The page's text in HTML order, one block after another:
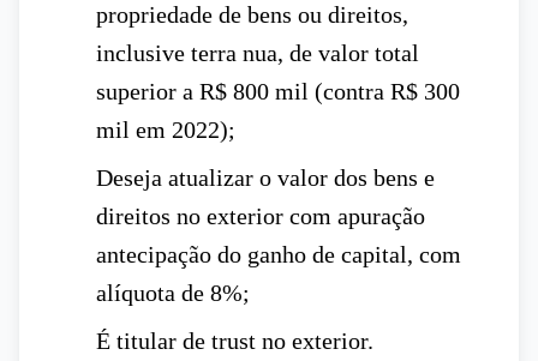
propriedade de bens ou direitos,
inclusive terra nua, de valor total
superior a R$ 800 mil (contra R$ 300
mil em 2022);
Deseja atualizar o valor dos bens e
direitos no exterior com apuração
antecipação do ganho de capital, com
alíquota de 8%;
É titular de trust no exterior.